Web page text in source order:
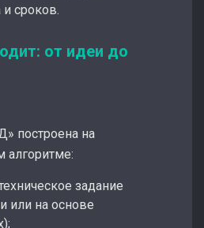
сроков.
от идеи до
построена на
алгоритме:
задание
или на основе